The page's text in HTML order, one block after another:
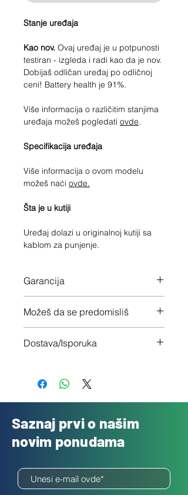
Stanje uređaja
Kao nov. Ovaj uređaj je u potpunosti
testiran - izgleda i radi kao da je nov.
Dobijaš odličan uređaj po odličnoj
ceni! Battery health je 91%.
Više informacija o različitim stanjima
uređaja možeš pogledati ovde.
Specifikacija uređaja
Više informacija o ovom modelu
možeš naći ovde.
Šta je u kutiji
Uređaj dolazi u originalnoj kutiji sa
kablom za punjenje.
Garancija
Možeš da se predomisliš
nisi zadovoljan
Dostava/Isporuka
Saznaj prvi o našim
novim ponudama